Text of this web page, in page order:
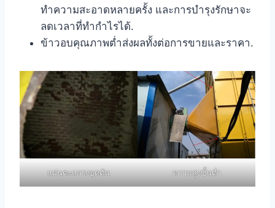
ทำความสะอาดหลายครั้ง และการบำรุงรักษาจะ
ลดเวลาที่ทำกำไรได้.
ข้าวอบคุณภาพต่ำส่งผลทั้งต่อการขายและราคา.
แผ่นตะแกรงอุดตัน ความสูงชั้นต่ำ